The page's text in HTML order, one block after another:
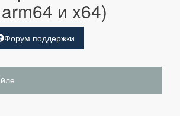
и x64)
Форум поддержки